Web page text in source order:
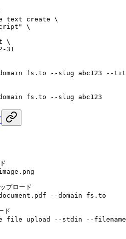
text create \
\
\
31
fs.to --slug abc123 --
fs.to --slug abc123
プロード
--domain fs.to
ド
file upload --stdin --filename